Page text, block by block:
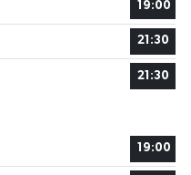
19:00
21:30
21:30
19:00